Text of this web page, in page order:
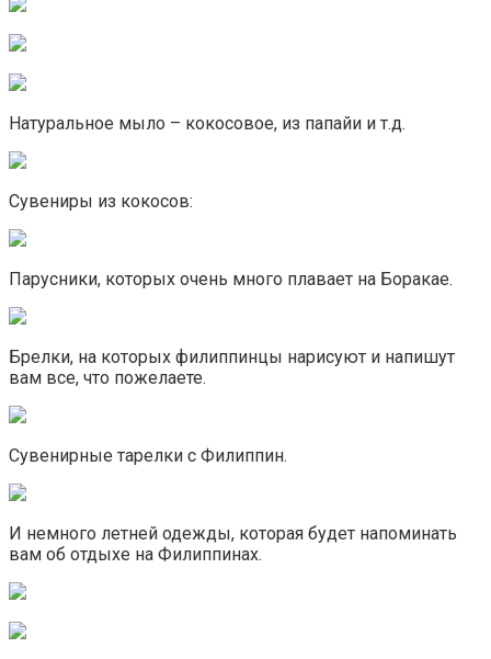
Натуральное мыло – кокосовое, из папайи и т.д.
Сувениры из кокосов:
Парусники, которых очень много плавает на Боракае.
Брелки, на которых филиппинцы нарисуют и напишут
вам все, что пожелаете.
Сувенирные тарелки с Филиппин.
И немного летней одежды, которая будет напоминать
вам об отдыхе на Филиппинах.